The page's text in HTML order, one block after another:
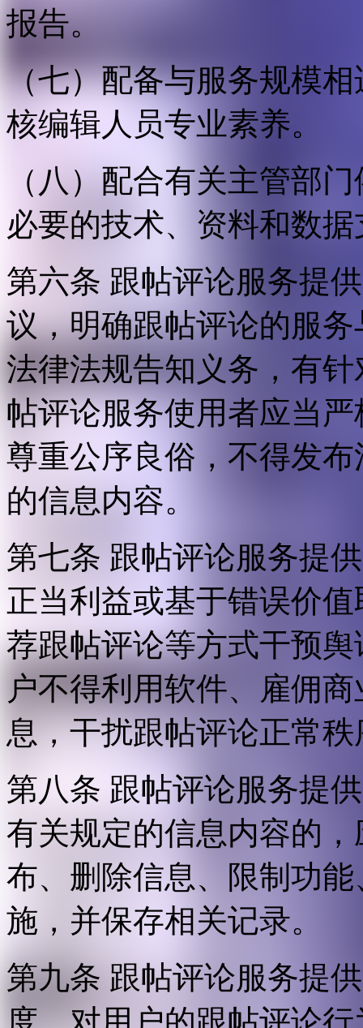
报告。
（七）配备与服务规模
核编辑人员专业素养。
（八）配合有关主管部
必要的技术、资料和数
第六条 跟帖评论服务提
议，明确跟帖评论的服
法律法规告知义务，有
帖评论服务使用者应当
尊重公序良俗，不得发
的信息内容。
第七条 跟帖评论服务提
正当利益或基于错误价
荐跟帖评论等方式干预
户不得利用软件、雇佣
息，干扰跟帖评论正常
第八条 跟帖评论服务提
有关规定的信息内容的
布、删除信息、限制功
施，并保存相关记录。
第九条 跟帖评论服务提
度，对用户的跟帖评论